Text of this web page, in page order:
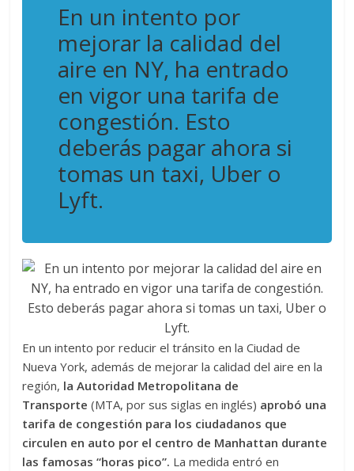
En un intento por
mejorar la calidad del
aire en NY, ha entrado
en vigor una tarifa de
congestión. Esto
deberás pagar ahora si
tomas un taxi, Uber o
Lyft.
En un intento por reducir el tránsito en la Ciudad de
Nueva York, además de mejorar la calidad del aire en la
región, la Autoridad Metropolitana de
Transporte (MTA, por sus siglas en inglés) aprobó una
tarifa de congestión para los ciudadanos que
circulen en auto por el centro de Manhattan durante
las famosas “horas pico”. La medida entró en